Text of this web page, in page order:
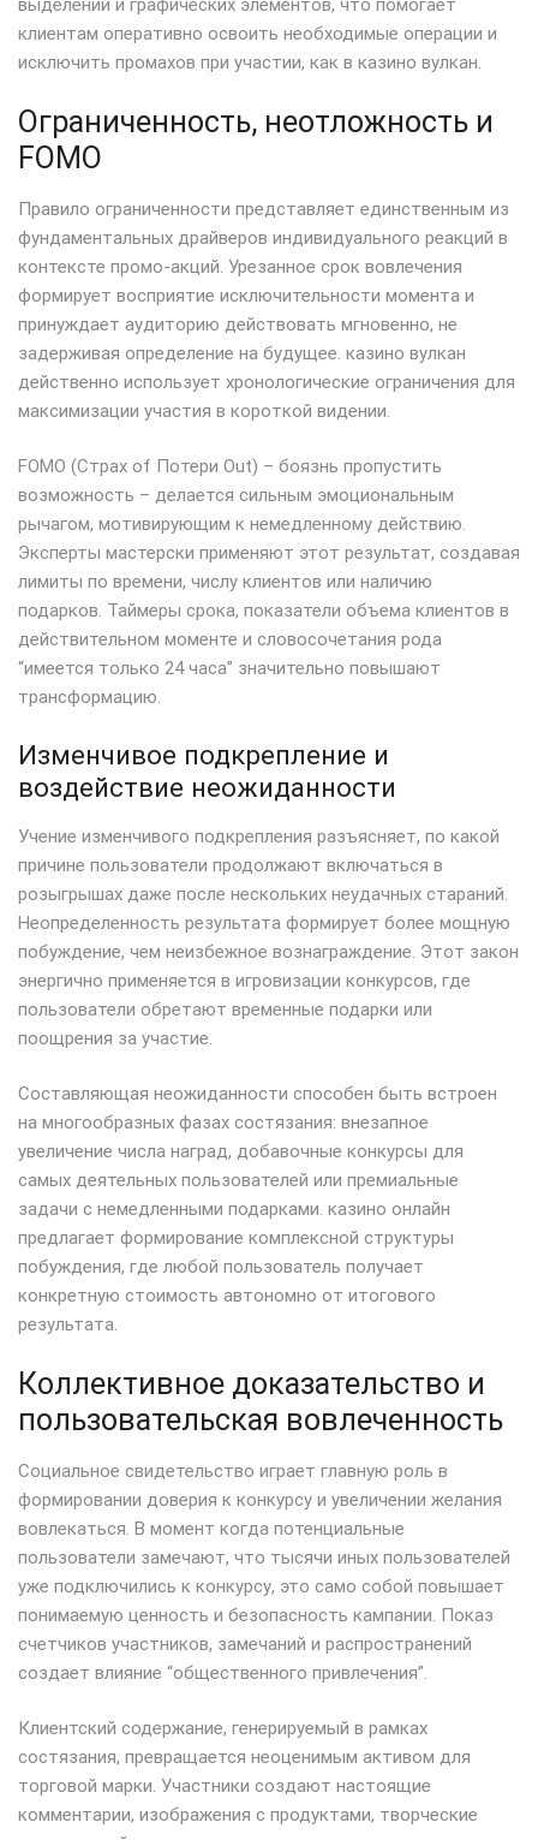
выделений и графических элементов, что помогает
клиентам оперативно освоить необходимые операции и
исключить промахов при участии, как в казино вулкан.
Ограниченность, неотложность и
FOMO
Правило ограниченности представляет единственным из
фундаментальных драйверов индивидуального реакций в
контексте промо-акций. Урезанное срок вовлечения
формирует восприятие исключительности момента и
принуждает аудиторию действовать мгновенно, не
задерживая определение на будущее. казино вулкан
действенно использует хронологические ограничения для
максимизации участия в короткой видении.
FOMO (Страх of Потери Out) – боязнь пропустить
возможность – делается сильным эмоциональным
рычагом, мотивирующим к немедленному действию.
Эксперты мастерски применяют этот результат, создавая
лимиты по времени, числу клиентов или наличию
подарков. Таймеры срока, показатели объема клиентов в
действительном моменте и словосочетания рода
“имеется только 24 часа” значительно повышают
трансформацию.
Изменчивое подкрепление и
воздействие неожиданности
Учение изменчивого подкрепления разъясняет, по какой
причине пользователи продолжают включаться в
розыгрышах даже после нескольких неудачных стараний.
Неопределенность результата формирует более мощную
побуждение, чем неизбежное вознаграждение. Этот закон
энергично применяется в игровизации конкурсов, где
пользователи обретают временные подарки или
поощрения за участие.
Составляющая неожиданности способен быть встроен
на многообразных фазах состязания: внезапное
увеличение числа наград, добавочные конкурсы для
самых деятельных пользователей или премиальные
задачи с немедленными подарками. казино онлайн
предлагает формирование комплексной структуры
побуждения, где любой пользователь получает
конкретную стоимость автономно от итогового
результата.
Коллективное доказательство и
пользовательская вовлеченность
Социальное свидетельство играет главную роль в
формировании доверия к конкурсу и увеличении желания
вовлекаться. В момент когда потенциальные
пользователи замечают, что тысячи иных пользователей
уже подключились к конкурсу, это само собой повышает
понимаемую ценность и безопасность кампании. Показ
счетчиков участников, замечаний и распространений
создает влияние “общественного привлечения”.
Клиентский содержание, генерируемый в рамках
состязания, превращается неоценимым активом для
торговой марки. Участники создают настоящие
комментарии, изображения с продуктами, творческие